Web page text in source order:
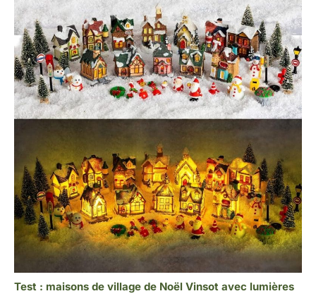
Test : maisons de village de Noël Vinsot avec lumières